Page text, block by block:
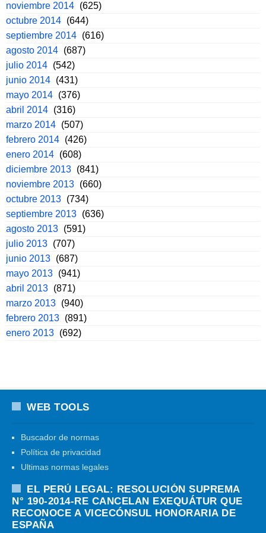
noviembre 2014 (625)
octubre 2014 (644)
septiembre 2014 (616)
agosto 2014 (687)
julio 2014 (542)
junio 2014 (431)
mayo 2014 (376)
abril 2014 (316)
marzo 2014 (507)
febrero 2014 (426)
enero 2014 (608)
diciembre 2013 (841)
noviembre 2013 (660)
octubre 2013 (734)
septiembre 2013 (636)
agosto 2013 (591)
julio 2013 (707)
junio 2013 (687)
mayo 2013 (941)
abril 2013 (871)
marzo 2013 (940)
febrero 2013 (891)
enero 2013 (692)
WEB TOOLS
Buscador de normas
Política de privacidad
Ultimas normas legales
EL PERÚ LEGAL: RESOLUCIÓN SUPREMA
N° 190-2014-RE CANCELAN EXEQUÁTUR QUE
RECONOCE A VICECÓNSUL HONORARIA DE
ESPAÑA